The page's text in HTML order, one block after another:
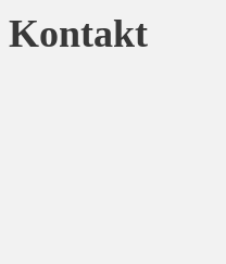
Kontakt